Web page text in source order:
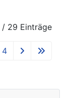
/ 29 Einträge
4